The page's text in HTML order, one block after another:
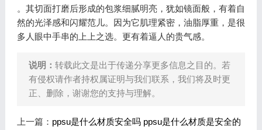
。其切面打磨后形成的包浆细腻明亮，犹如镜面般，有着自
然的光泽感和闪耀范儿。因为它肌理紧密，油脂厚重，是很
多人眼中手串的上上之选。更有着逼人的贵气感。
说明： 转载此文是出于传递分享更多信息之目的。若
有侵权请作者持权属证明与我们联系，我们将及时更
正、删除，谢谢您的支持与理解。
上一篇： ppsu是什么材质安全吗 ppsu是什么材质是安全的